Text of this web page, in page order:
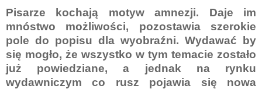
Pisarze kochają motyw amnezji. Daje im
mnóstwo możliwości, pozostawia szerokie
pole do popisu dla wyobraźni. Wydawać by
się mogło, że wszystko w tym temacie zostało
już powiedziane, a jednak na rynku
wydawniczym co rusz pojawia się nowa